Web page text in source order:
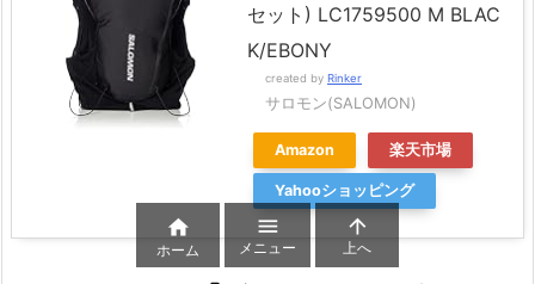
セット) LC1759500 M BLAC
K/EBONY
created by Rinker
サロモン(SALOMON)
Amazon 楽天市場
Yahooショッピング

ホーム

メニュー

上へ